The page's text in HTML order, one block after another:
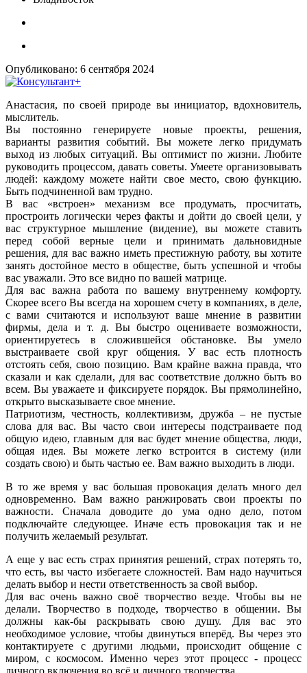
Опубликовано: 6 сентября 2024
Анастасия, по своей природе вы инициатор, вдохновитель,
мыслитель.
Вы постоянно генерируете новые проекты, решения,
варианты развития событий. Вы можете легко придумать
выход из любых ситуаций. Вы оптимист по жизни. Любите
руководить процессом, давать советы. Умеете организовывать
людей: каждому можете найти свое место, свою функцию.
Быть подчиненной вам трудно.
В вас «встроен» механизм все продумать, просчитать,
простроить логически через факты и дойти до своей цели, у
вас структурное мышление (видение), вы можете ставить
перед собой верные цели и принимать дальновидные
решения, для вас важно иметь престижную работу, вы хотите
занять достойное место в обществе, быть успешной и чтобы
вас уважали. Это все видно по вашей матрице.
Для вас важна работа по вашему внутреннему комфорту.
Скорее всего Вы всегда на хорошем счету в компаниях, в деле,
с вами считаются и используют ваше мнение в развитии
фирмы, дела и т. д. Вы быстро оцениваете возможности,
ориентируетесь в сложившейся обстановке. Вы умело
выстраиваете свой круг общения. У вас есть плотность
отстоять себя, свою позицию. Вам крайне важна правда, что
сказали и как сделали, для вас соответствие должно быть во
всем. Вы уважаете и фиксируете порядок. Вы прямолинейно,
открыто высказываете свое мнение.
Патриотизм, честность, коллективизм, дружба – не пустые
слова для вас. Вы часто свои интересы подстраиваете под
общую идею, главным для вас будет мнение общества, люди,
общая идея. Вы можете легко встроится в систему (или
создать свою) и быть частью ее. Вам важно выходить в люди.
В то же время у вас большая провокация делать много дел
одновременно. Вам важно ранжировать свои проекты по
важности. Сначала доводите до ума одно дело, потом
подключайте следующее. Иначе есть провокация так и не
получить желаемый результат.
А еще у вас есть страх принятия решений, страх потерять то,
что есть, вы часто избегаете сложностей. Вам надо научиться
делать выбор и нести ответственность за свой выбор.
Для вас очень важно своё творчество везде. Чтобы вы не
делали. Творчество в подходе, творчество в общении. Вы
должны как-бы раскрывать свою душу. Для вас это
необходимое условие, чтобы двинуться вперёд. Вы через это
контактируете с другими людьми, происходит общение с
миром, с космосом. Именно через этот процесс - процесс
личного включения во всё и личного творчества.